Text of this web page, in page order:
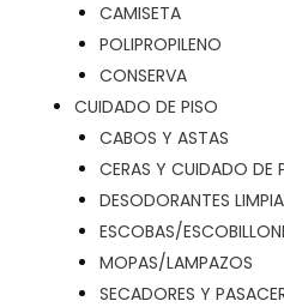
CAMISETA
POLIPROPILENO
CONSERVA
CUIDADO DE PISO
CABOS Y ASTAS
CERAS Y CUIDADO DE
DESODORANTES
ESCOBAS/
MOPAS/LAMPAZOS
SECADORES Y